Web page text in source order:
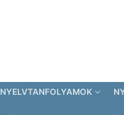
NYELVTANFOLYAMOK